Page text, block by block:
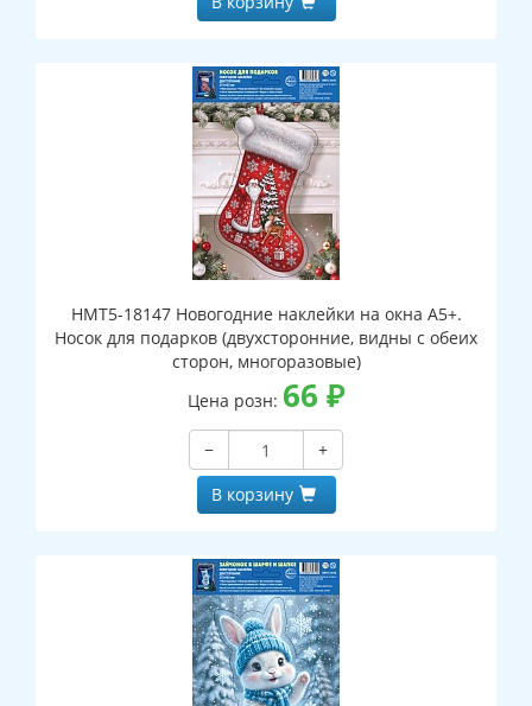
НМТ5-18147 Новогодние наклейки на окна А5+.
Носок для подарков (двухсторонние, видны с обеих
сторон, многоразовые)
Цена розн: 66 ₽
−
+
В корзину